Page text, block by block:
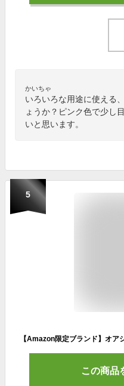
かいちゃ
いろいろな用途に使える
ょうか？ピンク色で少し
いと思います。
5
この商品